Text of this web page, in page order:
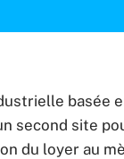
basée
second site
du loyer au